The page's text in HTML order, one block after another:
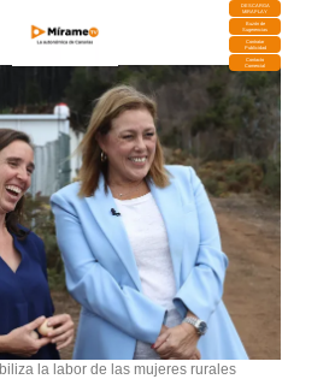
DESCARGA
MIRAPLAY
Buzón de
Sugerencias
Contratar
Publicidad
Contacto
Comercial
la labor de las mujeres rurales